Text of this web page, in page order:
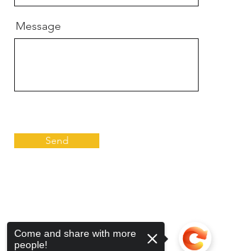
Message
Send
Come and share with more
people!